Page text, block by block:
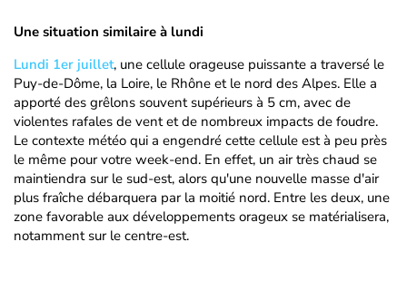
Une situation similaire à lundi
Lundi 1er juillet, une cellule orageuse puissante a traversé le
Puy-de-Dôme, la Loire, le Rhône et le nord des Alpes. Elle a
apporté des grêlons souvent supérieurs à 5 cm, avec de
violentes rafales de vent et de nombreux impacts de foudre.
Le contexte météo qui a engendré cette cellule est à peu près
le même pour votre week-end. En effet, un air très chaud se
maintiendra sur le sud-est, alors qu'une nouvelle masse d'air
plus fraîche débarquera par la moitié nord. Entre les deux, une
zone favorable aux développements orageux se matérialisera,
notamment sur le centre-est.